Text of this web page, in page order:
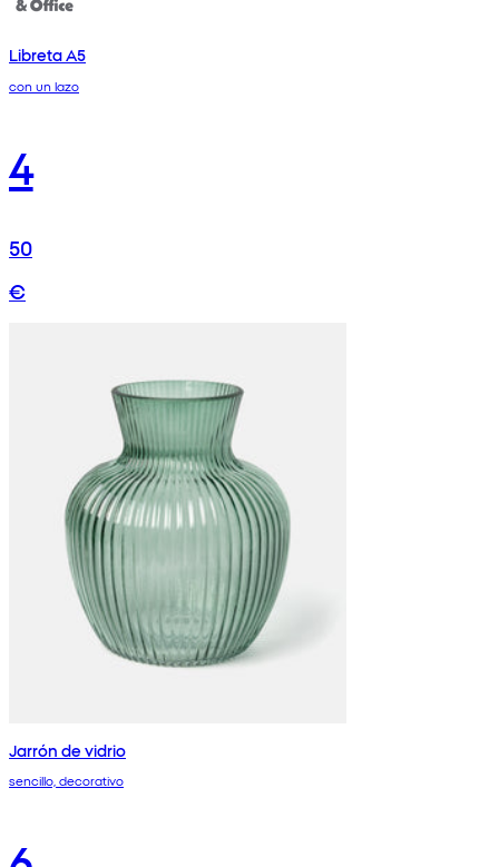
Libreta A5
con un lazo
4
50
€
Jarrón de vidrio
sencillo, decorativo